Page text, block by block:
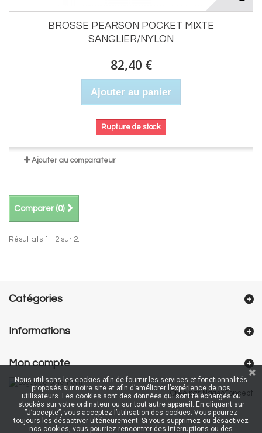
BROSSE PEARSON POCKET MIXTE
SANGLIER/NYLON
82,40 €
Ajouter au panier
Rupture de stock
Ajouter au comparateur
Comparer (0)
Résultats 1 - 2 sur 2.
Catégories
Informations
Mon compte
Créé par NageoConcept
Nous utilisons les cookies afin de fournir les services et fonctionnalités
proposés sur notre site et afin d’améliorer l’expérience de nos
utilisateurs. Les cookies sont des données qui sont téléchargés ou
stockés sur votre ordinateur ou sur tout autre appareil. En cliquant sur
”J’accepte”, vous acceptez l’utilisation des cookies. Vous pourrez
toujours les désactiver ultérieurement. Si vous supprimez ou désactivez
nos cookies, vous pourriez rencontrer des interruptions ou des